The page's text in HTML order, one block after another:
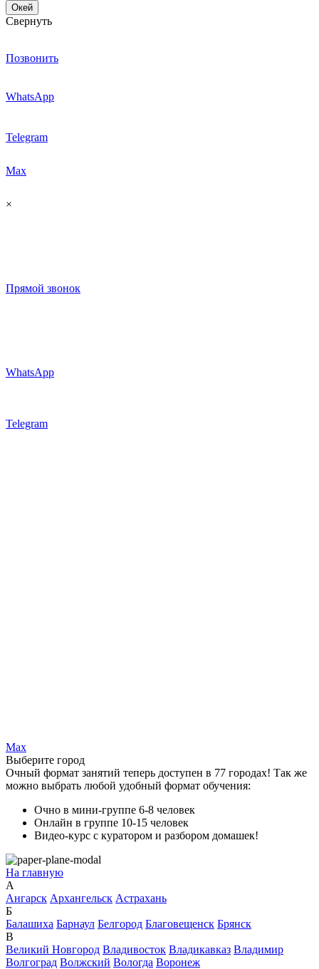
Окей
Свернуть
Позвонить
WhatsApp
Telegram
Max
×
Прямой звонок
WhatsApp
Telegram
Max
Выберите город
Очный формат занятий теперь доступен в 77 городах! Так же
можно выбрать любой удобный формат обучения:
Очно в мини-группе 6-8 человек
Онлайн в группе 10-15 человек
Видео-курс с куратором и разбором домашек!
На главную
А
Ангарск Архангельск Астрахань
Б
Балашиха Барнаул Белгород Благовещенск Брянск
В
Великий Новгород Владивосток Владикавказ Владимир
Волгоград Волжский Вологда Воронеж